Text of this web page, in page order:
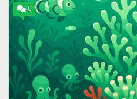
0